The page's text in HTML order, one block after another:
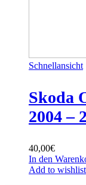
Schnellansicht
Skoda
2004 –
40,00€
In den
Add to wishlist